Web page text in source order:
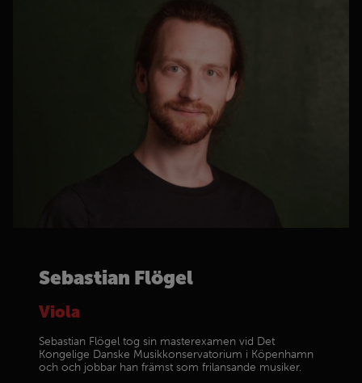
Sebastian Flögel
Viola
Sebastian Flögel tog sin masterexamen vid Det
Kongelige Danske Musikkonservatorium i Köpenhamn
och och jobbar han främst som frilansande musiker.